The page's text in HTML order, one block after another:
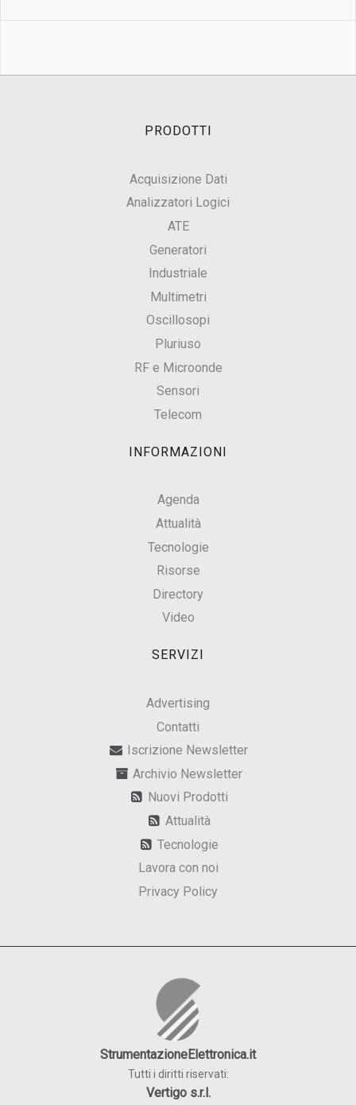
PRODOTTI
Acquisizione Dati
Analizzatori Logici
ATE
Generatori
Industriale
Multimetri
Oscillosopi
Pluriuso
RF e Microonde
Sensori
Telecom
INFORMAZIONI
Agenda
Attualità
Tecnologie
Risorse
Directory
Video
SERVIZI
Advertising
Contatti
Iscrizione Newsletter
Archivio Newsletter
Nuovi Prodotti
Attualità
Tecnologie
Lavora con noi
Privacy Policy
StrumentazioneElettronica.it
Tutti i diritti riservati:
Vertigo s.r.l.